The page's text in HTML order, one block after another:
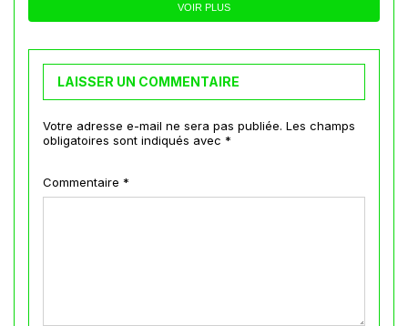
VOIR PLUS
LAISSER UN COMMENTAIRE
Votre adresse e-mail ne sera pas publiée. Les champs
obligatoires sont indiqués avec *
Commentaire *